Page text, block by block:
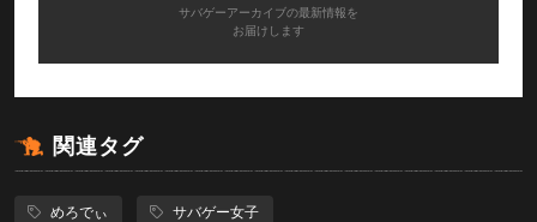
サバゲーアーカイブの最新情報を
お届けします
関連タグ
めろでぃ サバゲー女子